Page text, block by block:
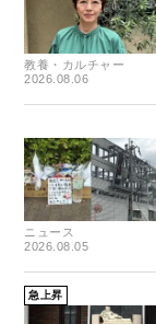
教養・カルチャー
2026.08.06
ニュース
2026.08.05
急上昇